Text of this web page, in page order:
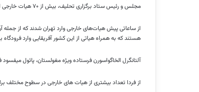
مجلس و رئیس ستاد برگزاری تحلیف، بیش از ۷۰ هیات خارجی از کشورهای مختلف مهمان این مراسم هستند.
از ساعاتی پیش هیات‌های خارجی وارد تهران شدند که از جمله آن
هستند که به همراه هیاتی از این کشور آفریقایی وارد
آلتانگرل الخاگواسورن فرستاده ویژه مغولستان، پائول
از فردا تعداد بیشتری از هیات های خارجی در سطوح مختلف